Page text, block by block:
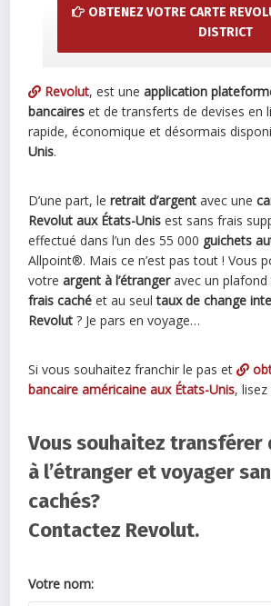
OBTENEZ VOTRE CARTE
DISTRICT
Revolut, est uneapplication
bancaires et de transferts de devises en
rapide, économique et désormais
Unis.
D’une part, leretrait d’argent avec une
Revolut aux États-Unis est sans frais
effectué dans l’un des 55 000 guichets
Allpoint®. Mais ce n’est pas tout ! Vous
votreargent à l’étrangeravec un
frais caché et au seultaux de change
Revolut ? Je pars en voyage…
Si vous souhaitez franchir le pas et
bancaire américaine aux États-Unis,
Vous souhaitez transférer
à l’étranger et voyager
cachés?
Contactez Revolut.
Votre nom: